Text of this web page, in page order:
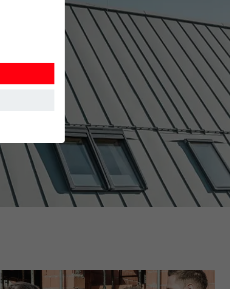
gebruikt.
aanbieders)